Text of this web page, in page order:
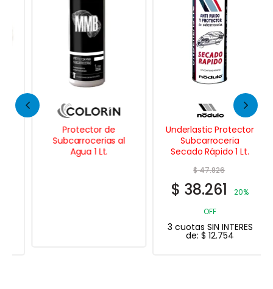
Protector de
Subcarrocerias al
Agua 1 Lt.
Underlastic Protector
Subcarroceria
Secado Rápido 1 Lt.
47.826
38.261
20%
3 cuotas SIN INTERES
de:$12.754